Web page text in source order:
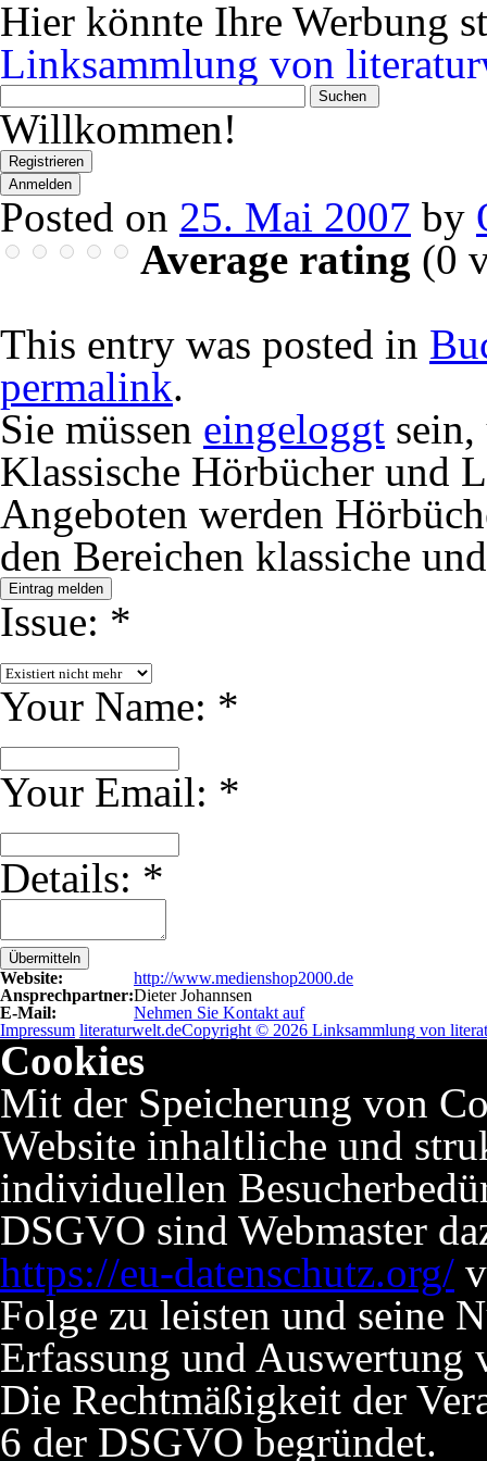
Hier könnte Ihre Werbung
Linksammlung von
Wonach
suchen
Sie?
Willkommen!
Registrieren
Anmelden
Posted on 25. Mai 2007 by
Average rating (0
This entry was posted in
permalink.
Sie müssen eingeloggt
Klassische Hörbücher und
Angeboten werden
den Bereichen klassiche
Eintrag melden
Issue: *
Your Name: *
Your Email: *
Details: *
Übermitteln
Website:
http://www.medienshop2000.de
Ansprechpartner:Dieter Johannsen
E-Mail:
Nehmen Sie Kontakt auf
Impressum literaturwelt.deCopyright © 2026 Linksammlung von
Cookies
Mit der Speicherung von
Website inhaltliche und
individuellen
DSGVO sind Webmaster
https://eu-datenschutz.org/
Folge zu leisten und seine
Erfassung und Auswertung
Die Rechtmäßigkeit der
6 der DSGVO begründet.